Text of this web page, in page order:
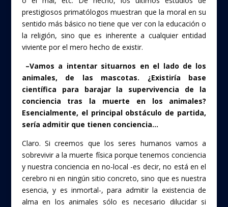
prestigiosos primatólogos muestran que la moral en su
sentido más básico no tiene que ver con la educación o
la religión, sino que es inherente a cualquier entidad
viviente por el mero hecho de existir.
–Vamos a intentar situarnos en el lado de los
animales, de las mascotas. ¿Existiría base
científica para barajar la supervivencia de la
conciencia tras la muerte en los animales?
Esencialmente, el principal obstáculo de partida,
sería admitir que tienen conciencia…
Claro. Si creemos que los seres humanos vamos a
sobrevivir a la muerte física porque tenemos conciencia
y nuestra conciencia en no-local -es decir, no está en el
cerebro ni en ningún sitio concreto, sino que es nuestra
esencia, y es inmortal-, para admitir la existencia de
alma en los animales sólo es necesario dilucidar si